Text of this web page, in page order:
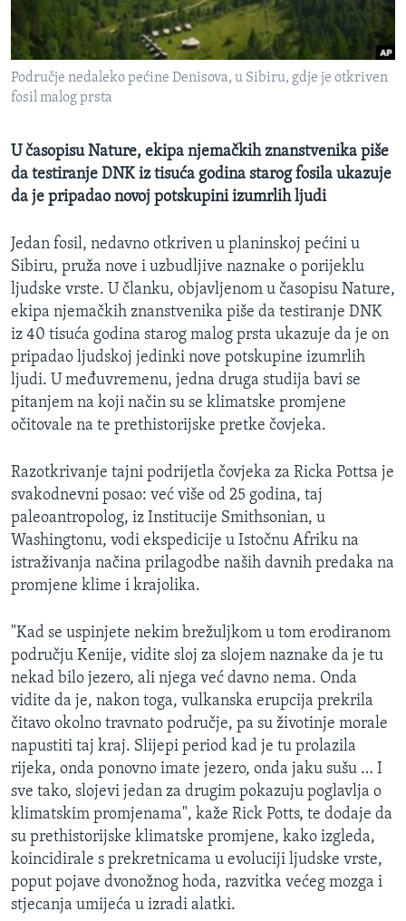
MAGAZIN
O GLASU AMERIKE
Learning English
PRATITE NAS
Jezici
Područje nedaleko pećine Denisova, u Sibiru, gdje je otkriven
fosil malog prsta
U časopisu Nature, ekipa njemačkih znanstvenika piše
da testiranje DNK iz tisuća godina starog fosila ukazuje
da je pripadao novoj potskupini izumrlih ljudi
Jedan fosil, nedavno otkriven u planinskoj pećini u
Sibiru, pruža nove i uzbudljive naznake o porijeklu
ljudske vrste. U članku, objavljenom u časopisu Nature,
ekipa njemačkih znanstvenika piše da testiranje DNK
iz 40 tisuća godina starog malog prsta ukazuje da je on
pripadao ljudskoj jedinki nove potskupine izumrlih
ljudi. U međuvremenu, jedna druga studija bavi se
pitanjem na koji način su se klimatske promjene
očitovale na te prethistorijske pretke čovjeka.
Razotkrivanje tajni podrijetla čovjeka za Ricka Pottsa je
svakodnevni posao: već više od 25 godina, taj
paleoantropolog, iz Institucije Smithsonian, u
Washingtonu, vodi ekspedicije u Istočnu Afriku na
istraživanja načina prilagodbe naših davnih predaka na
promjene klime i krajolika.
"Kad se uspinjete nekim brežuljkom u tom erodiranom
području Kenije, vidite sloj za slojem naznake da je tu
nekad bilo jezero, ali njega već davno nema. Onda
vidite da je, nakon toga, vulkanska erupcija prekrila
čitavo okolno travnato područje, pa su životinje morale
napustiti taj kraj. Slijepi period kad je tu prolazila
rijeka, onda ponovno imate jezero, onda jaku sušu … I
sve tako, slojevi jedan za drugim pokazuju poglavlja o
klimatskim promjenama", kaže Rick Potts, te dodaje da
su prethistorijske klimatske promjene, kako izgleda,
koincidirale s prekretnicama u evoluciji ljudske vrste,
poput pojave dvonožnog hoda, razvitka većeg mozga i
stjecanja umijeća u izradi alatki.